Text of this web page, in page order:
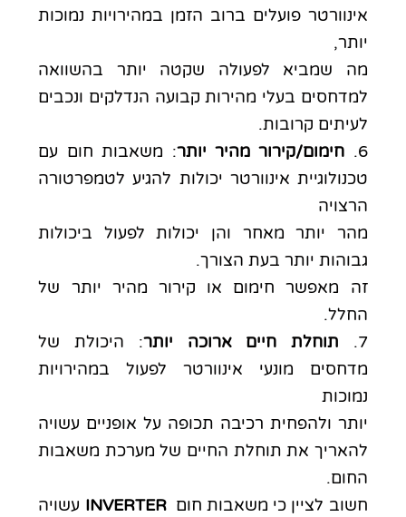
אינוורטר פועלים ברוב הזמן במהירויות נמוכות
יותר,
מה שמביא לפעולה שקטה יותר בהשוואה
למדחסים בעלי מהירות קבועה הנדלקים ונכבים
לעיתים קרובות.
6.
חימום/קירור מהיר יותר: משאבות חום עם
טכנולוגיית אינוורטר יכולות להגיע לטמפרטורה
הרצויה
מהר יותר מאחר והן יכולות לפעול ביכולות
גבוהות יותר בעת הצורך.
זה מאפשר חימום או קירור מהיר יותר של
החלל.
7.
תוחלת חיים ארוכה יותר: היכולת של
מדחסים מונעי אינוורטר לפעול במהירויות
נמוכות
יותר ולהפחית רכיבה תכופה על אופניים עשויה
להאריך את תוחלת החיים של מערכת משאבות
החום.
חשוב לציין כי משאבות חוםINVERTER עשויה